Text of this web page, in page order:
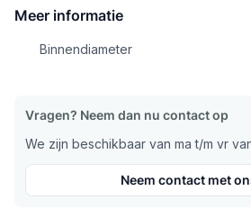
Meer informatie
Binnendiameter
Vragen? Neem dan nu contact op
We zijn beschikbaar van ma t/m vr
Neem contact met